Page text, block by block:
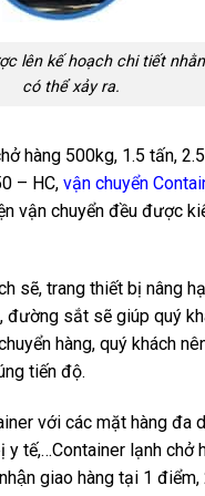
lên kế hoạch chi tiết
có thể xảy ra.
hàng 500kg, 1.5 tấn,
– HC, vận chuyển
vận chuyển đều được
sẽ, trang thiết bị nâng
sắt sẽ giúp quý
hàng, quý khách
tiến độ.
với các mặt hàng
tế,…Container lạnh
giao hàng tại 1